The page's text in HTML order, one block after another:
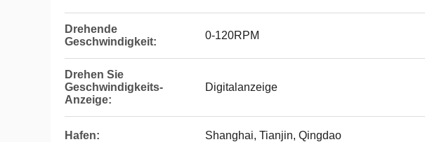
Drehende
Geschwindigkeit:
0-120RPM
Drehen Sie
Geschwindigkeits-
Anzeige:
Digitalanzeige
Hafen: Shanghai, Tianjin, Qingdao